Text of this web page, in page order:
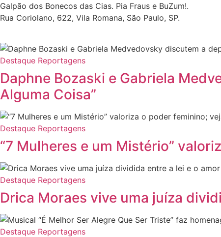
Galpão dos Bonecos das Cias. Pia Fraus e BuZum!.
Rua Coriolano, 622, Vila Romana, São Paulo, SP.
Destaque Reportagens
Daphne Bozaski e Gabriela
Alguma Coisa”
Destaque Reportagens
“7 Mulheres e um Mistério”
Destaque Reportagens
Drica Moraes vive uma juíza
Destaque Reportagens